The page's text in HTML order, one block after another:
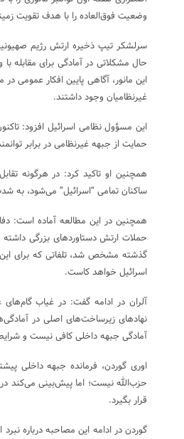
وضعیت فوق‌العاده را با هدف تقویت
سرلشکر تیپ ذخیره ارتش رژیم
حال مشکلاتی در آمادگی برای مقابله
این مانور، آگاهی پایین افکار عمومی
غیرنظامیان وجود داشتند.
این مسؤول نظامی اسرائیل افزود:
حمایت از جبهه غیرنظامی در برابر
همچنین او تاکید کرد: در هرگونه
ساکنان تمامی “اسرائیل” می‌شود، به
همچنین در این مطالعه آماده است:
حملات ارتش دستاوردهای بزرگی
گذشته مشخص شد، تلفاتی که برای
اسرائیل خواهد کاست.
آلران در ادامه گفت: در غیاب
نهادهای زیرساخت‌های اصلی در
آمادگی جبهه داخلی کافی نیست و
اوری گوردن، فرمانده جبهه داخلی
حزب‌الله نیست؛ اما پیش‌بینی می‌کند
قرار بگیرد.
گوردن در ادامه این مصاحبه درباره